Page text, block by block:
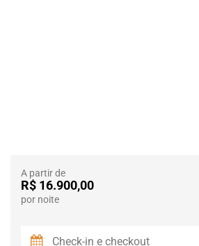
A partir de
R$ 16.900,00
por noite